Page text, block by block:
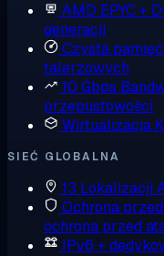
AMD EPYC +
generacji
Czysta
talerzowych
10 Gbps
przepustowości
Wirtualizacja
SIEĆ GLOBALNA
13 Lokalizacji
Ochrona
ochrona przed
IPv6 +